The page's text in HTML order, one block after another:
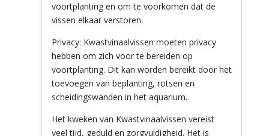
voortplanting en om te voorkomen dat de
vissen elkaar verstoren.
Privacy: Kwastvinaalvissen moeten privacy
hebben om zich voor te bereiden op
voortplanting. Dit kan worden bereikt door het
toevoegen van beplanting, rotsen en
scheidingswanden in het aquarium.
Het kweken van Kwastvinaalvissen vereist
veel tijd, geduld en zorgvuldigheid. Het is